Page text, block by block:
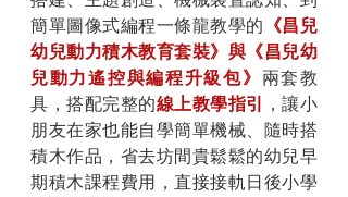
簡單圖像式編程一條龍教學的 《昌兒
幼兒動力積木教育套裝》與《昌兒幼
兒動力遙控與編程升級包》 兩套教
具，搭配完整的線上教學指引
，讓小
朋友在家也能自學簡單機械、隨時搭
積木作品，省去坊間貴鬆鬆的幼兒早
期積木課程費用，直接接軌日後小學